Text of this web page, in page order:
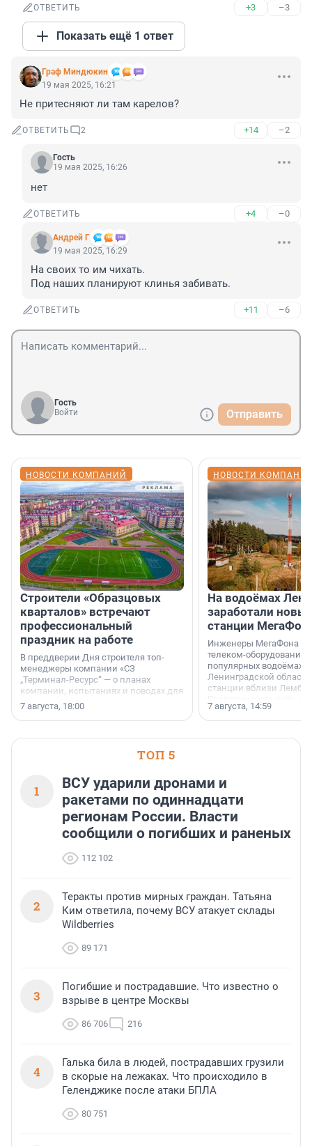
ОТВЕТИТЬ +3 –3
Показать ещё 1 ответ
Граф Миндюкин
19 мая 2025, 16:21
Не притесняют ли там карелов?
ОТВЕТИТЬ 2 +14 –2
Гость
19 мая 2025, 16:26
нет
ОТВЕТИТЬ +4 –0
Андрей Г
19 мая 2025, 16:29
На своих то им чихать.
Под наших планируют клинья забивать.
ОТВЕТИТЬ +11 –6
Гость
Войти
Отправить
НОВОСТИ КОМПАНИЙ
Строители «Образцовых
кварталов» встречают
профессиональный
праздник на работе
В преддверии Дня строителя топ-
менеджеры компании «СЗ
„Терминал-Ресурс“ — о планах
компании, испытаниях и поводах для
осторожного оптимизма.
7 августа, 18:00
НОВОСТИ
На водоёмах
заработали
станции
Инженеры МегаФона
телеком-оборудование
популярных водоёмах
Ленинградской
станции вблизи
недалеко от Большого
водопада.
7 августа, 14:59
ТОП 5
1
ВСУ ударили дронами и
ракетами по одиннадцати
регионам России. Власти
сообщили о погибших и раненых
112 102
2
Теракты против мирных граждан. Татьяна
Ким ответила, почему ВСУ атакует склады
Wildberries
89 171
3
Погибшие и пострадавшие. Что известно о
взрыве в центре Москвы
86 706 216
4
Галька била в людей, пострадавших грузили
в скорые на лежаках. Что происходило в
Геленджике после атаки БПЛА
80 751